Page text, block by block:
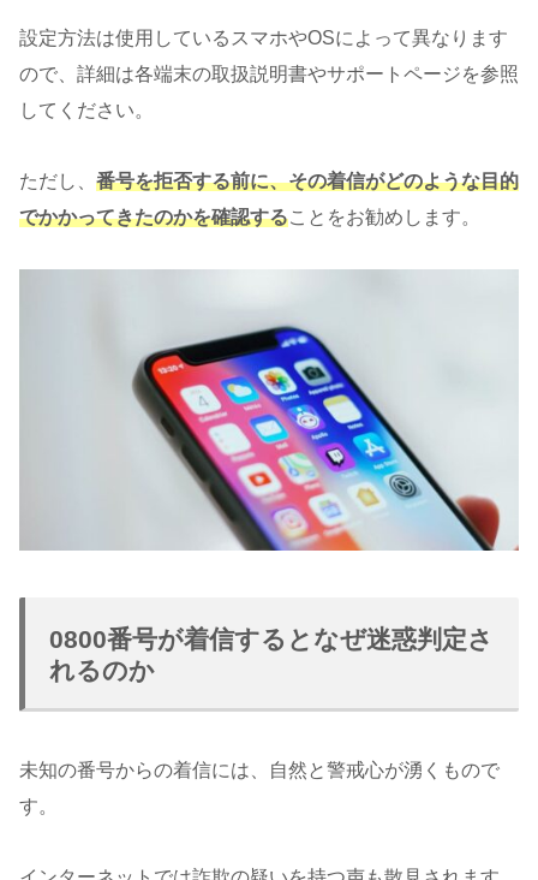
設定方法は使用しているスマホやOSによって異なります
ので、詳細は各端末の取扱説明書やサポートページを参照
してください。
ただし、 番号を拒否する前に、その着信がどのような目的
でかかってきたのかを確認することをお勧めします。
0800番号が着信するとなぜ迷惑判定さ
れるのか
未知の番号からの着信には、自然と警戒心が湧くもので
す。